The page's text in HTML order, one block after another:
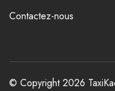
Contactez-nous
© Copyright 2026